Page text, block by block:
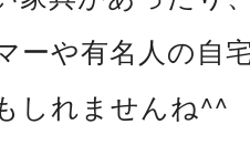
ーや有名人の自
しれませんね^^